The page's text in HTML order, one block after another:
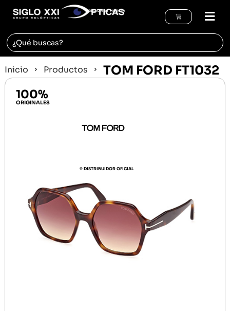
REGIÓN DE MURCIA
Inicio Productos TOM FORD FT1032
100%
ORIGINALES
© DISTRIBUIDOR OFICIAL